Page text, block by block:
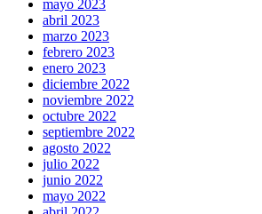
mayo 2023
abril 2023
marzo 2023
febrero 2023
enero 2023
diciembre 2022
noviembre 2022
octubre 2022
septiembre 2022
agosto 2022
julio 2022
junio 2022
mayo 2022